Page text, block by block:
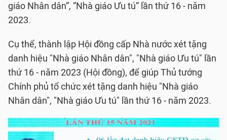
giáo Nhân dân”, “Nhà giáo Ưu tú” lần thứ 16 - năm
2023.
Cụ thể, thành lập Hội đồng cấp Nhà nước xét tặng
danh hiệu "Nhà giáo Nhân dân", "Nhà giáo Ưu tú" lần
thứ 16 - năm 2023 (Hội đồng), để giúp Thủ tướng
Chính phủ tổ chức xét tặng danh hiệu "Nhà giáo
Nhân dân", "Nhà giáo Ưu tú" lần thứ 16 - năm 2023.